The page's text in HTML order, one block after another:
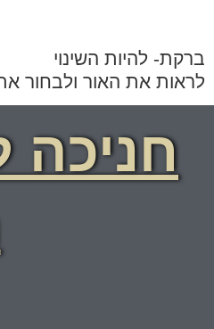
ברקת- להיות השינוי
לראות את האור ולבחור